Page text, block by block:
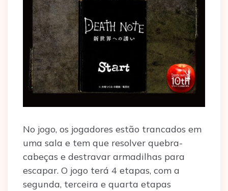
No jogo, os jogadores estão trancados em
uma sala e tem que resolver quebra-
cabeças e destravar armadilhas para
escapar. O jogo terá 4 etapas, com a
segunda, terceira e quarta etapas